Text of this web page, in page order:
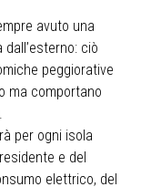
avuto una
ciò
peggiorative
ma comportano
per ogni isola
e del
elettrico, del